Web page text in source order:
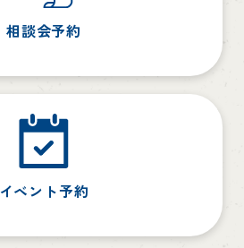
相談会予約
イベント予約